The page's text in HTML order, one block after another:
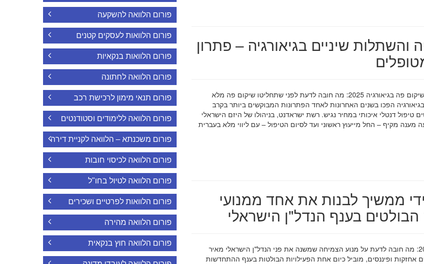
והשתלות שיניים בגיאורגיה – פתרון
השתלות שיניים ושיקום פה בגיאורגיה 2025: מה חובה לדעת לפני שתחליטו שיקום פה מלא
הפכו בשנים האחרונות לאחד הפתרונות המבוקשים ביותר בקרב
טיפול דנטלי איכותי במחיר נגיש. רשת ישראדנט, בניהולו של היזם הישראלי
מענה מקיף – החל מייעוץ ראשוני ועד לסיום הטיפול – עם ליווי מלא בעברית
ממשיך לבנות את אחד ממנועי
בענף הנדל"ן הישראלי
מאיר דוידי ב-2026: מה חובה לדעת על מנוע הצמיחה שמשנה את פני הנדל"ן הישראלי מאיר
אחזקות ופיננסים, מוביל כיום אחת הפעילויות הבולטות בענף ההתחדשות
פורום הלוואה להשקעה
פורום הלוואות לעסקים קטנים
פורום הלוואות בנקאיות
פורום הלוואה לחתונה
פורום תנאי מימון לרכישת רכב
פורום הלוואה ללימודים וסטודנטים
פורום משכנתא – הלוואה לקניית דירה
פורום הלוואה לכיסוי חובות
פורום הלוואה לטיול בחו"ל
פורום הלוואות לפרטיים ושכירים
פורום הלוואה מהירה
פורום הלוואה חוץ בנקאית